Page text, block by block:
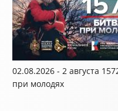
02.08.2026 - 2 августа
при молодях